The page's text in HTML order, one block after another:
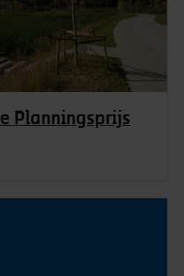
Planningsprijs